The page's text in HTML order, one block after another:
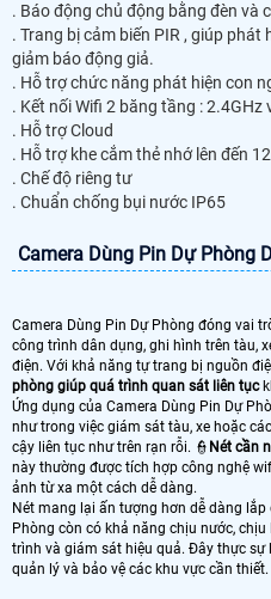
. Báo động chủ động bằng đèn và
. Trang bị cảm biến PIR , giúp
giảm báo động giả.
. Hỗ trợ chức năng phát hiện con
. Kết nối Wifi 2 băng tầng : 2.4GHz
. Hỗ trợ Cloud
. Hỗ trợ khe cắm thẻ nhớ lên đến
. Chế độ riêng tư
. Chuẩn chống bụi nước IP65
Camera Dùng Pin Dự Phòng
Camera Dùng Pin Dự Phòng đóng vai
công trình dân dụng, ghi hình trên tàu,
điện. Với khả năng tự trang bị nguồn
phòng giúp quá trình quan sát liên tục
Ứng dụng của Camera Dùng Pin Dự
như trong việc giám sát tàu, xe hoặc
cậy liên tục như trên rạn rỗi. 👮 Nét cần
này thường được tích hợp công nghệ
ảnh từ xa một cách dễ dàng.
Nét mang lại ấn tượng hơn dễ dàng
Phòng còn có khả năng chịu nước,
trình và giám sát hiệu quả. Đây thực
quản lý và bảo vệ các khu vực cần thiết.